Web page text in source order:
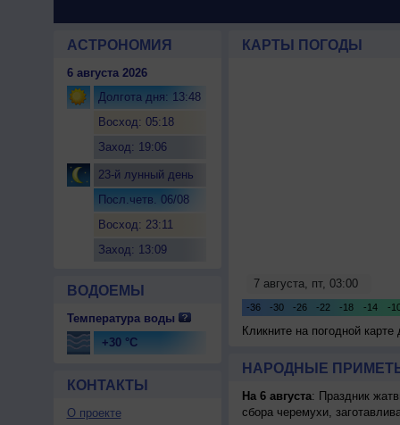
АСТРОНОМИЯ
6 августа 2026
Долгота дня: 13:48
Восход: 05:18
Заход: 19:06
23-й лунный день
Посл.четв. 06/08
Восход: 23:11
Заход: 13:09
ВОДОЕМЫ
Температура воды
+30 °C
КОНТАКТЫ
О проекте
КАРТЫ ПОГОДЫ
Кликните на погодной
НАРОДНЫЕ
На 6 августа: Праздник
сбора черемухи,